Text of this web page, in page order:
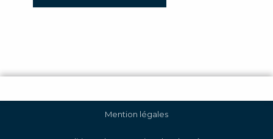
Mention légales